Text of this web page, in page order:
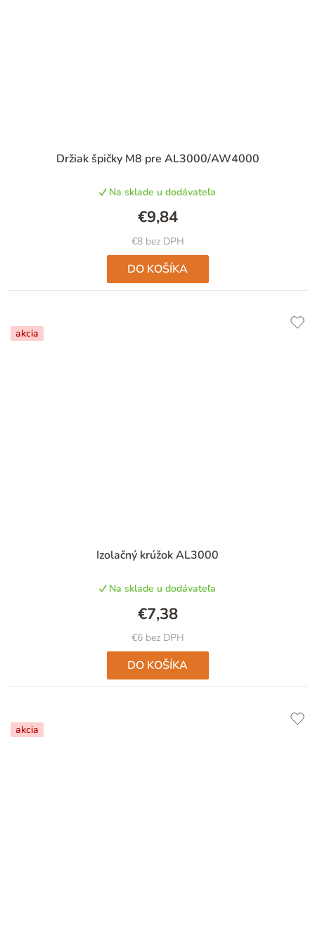
Držiak špičky M8 pre AL3000/AW4000
Na sklade u dodávateľa
€8 bez DPH
€9,84
DO KOŠÍKA
akcia
Izolačný krúžok AL3000
Na sklade u dodávateľa
€6 bez DPH
€7,38
DO KOŠÍKA
akcia